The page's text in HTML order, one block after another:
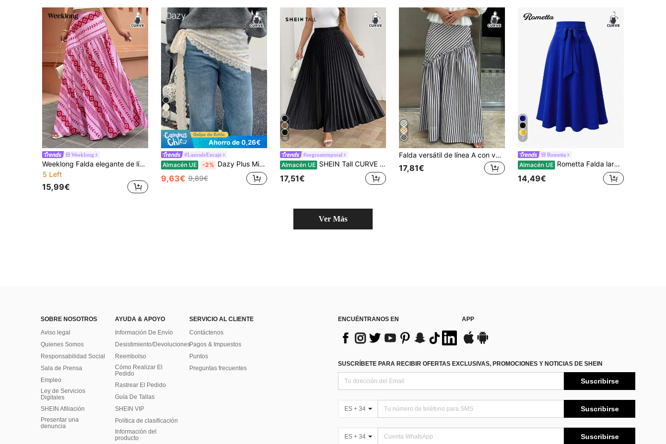
Weeklong
Weeklong Falda elegante de línea A con bajo asimétrico para mujer de talla grande, adecuada para uso casual, vacaciones, exteriores, playa, citas, té de la tarde
5 Left
15,99€
4
Ahorro de 0,26€
#LazosdeEncaje
Almacén UE -2% Dazy Plus Minifalda asimétrica con volantes de encaje, informal y de talla grande para mujer, para todas las estaciones
9,63€ 9,89€
10
#negroatemporal
Almacén UE SHEIN Tall CURVE Falda plisada holgada con cintura elástica, elegante, informal, de vacaciones, para señora, color negro, talla grande
17,51€
Falda versátil de línea A con volantes y rayas para mujer de talla grande, primavera
17,81€
7
Rometta
Almacén UE Rometta Falda larga de unicolor casual para mujer de talla grande, versátil para el trabajo diario
14,49€
Ver Más
SOBRE NOSOTROS
Aviso legal
Quienes Somos
Responsabilidad Social
Sala de Prensa
Empleo
Ley de Servicios
Digitales
SHEIN Afiliación
Presentar una
denuncia
AYUDA & APOYO
Información De Envío
Desistimiento/Devoluciones
Reembolso
Cómo Realizar El
Pedido
Rastrear El Pedido
Guía De Tallas
SHEIN VIP
Política de clasificación
​Información del
producto
SERVICIO AL CLIENTE
Contáctenos
Pagos & Impuestos
Puntos
Preguntas frecuentes
ENCUÉNTRANOS EN APP
SUSCRÍBETE PARA RECIBIR OFERTAS EXCLUSIVAS, PROMOCIONES Y NOTICIAS DE SHEIN
Suscribirse
ES + 34 Suscribirse
ES + 34 Suscribirse